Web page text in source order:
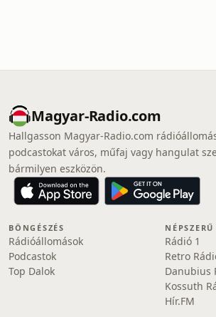
Magyar-Radio.com
Hallgasson Magyar-Radio.com
podcastokat város, műfaj vagy hangulat
bármilyen eszközön.
BÖNGÉSZÉS
Rádióállomások
Podcastok
Top Dalok
NÉPSZERŰ
Rádió 1
Retro
Danubius
Kossuth
Hír.FM